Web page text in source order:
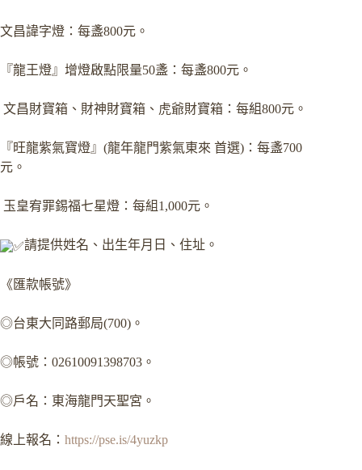
文昌諱字燈：每盞800元。
『龍王燈』增燈啟點限量50盞：每盞800元。
文昌財寶箱、財神財寶箱、虎爺財寶箱：每組800元。
『旺龍紫氣寶燈』(龍年龍門紫氣東來 首選)：每盞700
元。
玉皇宥罪錫福七星燈：每組1,000元。
請提供姓名、出生年月日、住址。
《匯款帳號》
◎台東大同路郵局(700)。
◎帳號：02610091398703。
◎戶名：東海龍門天聖宮。
線上報名： https://pse.is/4yuzkp